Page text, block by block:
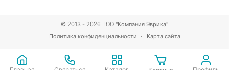
Политика конфиденциальности Карта сайта
© 2013 - 2026 ТОО "Компания Эврика"